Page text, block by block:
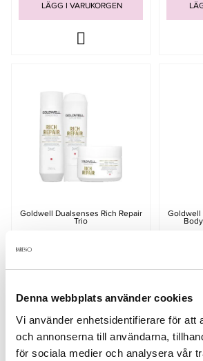
Denna webbplats använder cookies
Vi använder enhetsidentifierare för att
och annonserna till användarna,
för sociala medier och analysera vår
LÄGG I VARUKORGEN
Goldwell Dualsenses Rich Repair
Trio
LÄGG I VARUKORGEN
Goldwell